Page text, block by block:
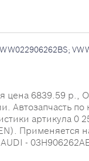
6839.59 р.,
артикула
Применяется
-